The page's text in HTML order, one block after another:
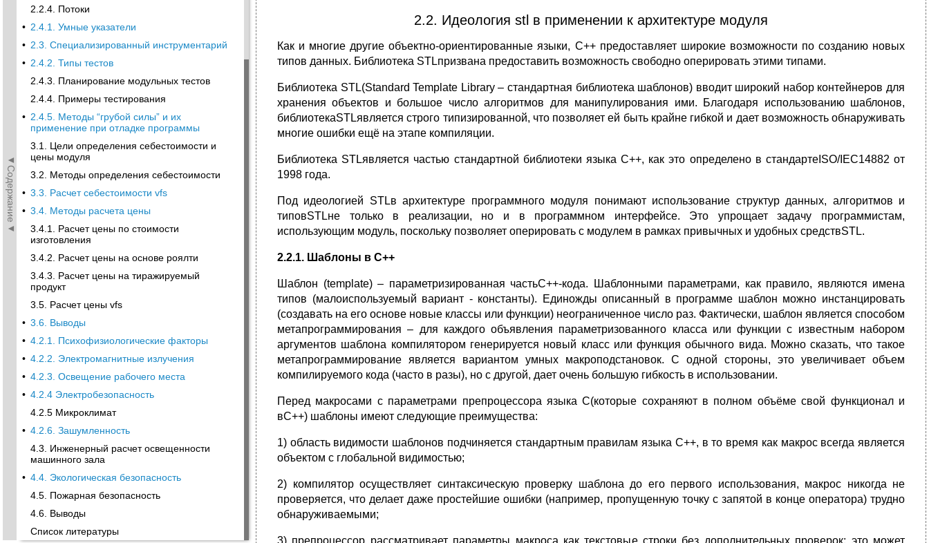
◄Содержание◄
2.2.4. Потоки
• 2.4.1. Умные указатели
• 2.3. Специализированный инструментарий
• 2.4.2. Типы тестов
2.4.3. Планирование модульных тестов
2.4.4. Примеры тестирования
• 2.4.5. Методы “грубой силы” и их
применение при отладке программы
3.1. Цели определения себестоимости и
цены модуля
3.2. Методы определения себестоимости
• 3.3. Расчет себестоимости vfs
• 3.4. Методы расчета цены
3.4.1. Расчет цены по стоимости
изготовления
3.4.2. Расчет цены на основе роялти
3.4.3. Расчет цены на тиражируемый
продукт
3.5. Расчет цены vfs
• 3.6. Выводы
• 4.2.1. Психофизиологические факторы
• 4.2.2. Электромагнитные излучения
• 4.2.3. Освещение рабочего места
• 4.2.4 Электробезопасность
4.2.5 Микроклимат
• 4.2.6. Зашумленность
4.3. Инженерный расчет освещенности
машинного зала
• 4.4. Экологическая безопасность
4.5. Пожарная безопасность
4.6. Выводы
Список литературы
2.2. Идеология stl в применении к архитектуре модуля
Как и многие другие объектно-ориентированные языки, С++ предоставляет широкие возможности по созданию новых
типов данных. Библиотека STLпризвана предоставить возможность свободно оперировать этими типами.
Библиотека STL(Standard Template Library – стандартная библиотека шаблонов) вводит широкий набор контейнеров для
хранения объектов и большое число алгоритмов для манипулирования ими. Благодаря использованию шаблонов,
библиотекаSTLявляется строго типизированной, что позволяет ей быть крайне гибкой и дает возможность обнаруживать
многие ошибки ещё на этапе компиляции.
Библиотека STLявляется частью стандартной библиотеки языка С++, как это определено в стандартеISO/IEC14882 от
1998 года.
Под идеологией STLв архитектуре программного модуля понимают использование структур данных, алгоритмов и
типовSTLне только в реализации, но и в программном интерфейсе. Это упрощает задачу программистам,
использующим модуль, поскольку позволяет оперировать с модулем в рамках привычных и удобных средствSTL.
2.2.1. Шаблоны в C++
Шаблон (template) – параметризированная частьC++-кода. Шаблонными параметрами, как правило, являются имена
типов (малоиспользуемый вариант - константы). Единожды описанный в программе шаблон можно инстанцировать
(создавать на его основе новые классы или функции) неограниченное число раз. Фактически, шаблон является способом
метапрограммирования – для каждого объявления параметризованного класса или функции с известным набором
аргументов шаблона компилятором генерируется новый класс или функция обычного вида. Можно сказать, что такое
метапрограммирование является вариантом умных макроподстановок. С одной стороны, это увеличивает объем
компилируемого кода (часто в разы), но с другой, дает очень большую гибкость в использовании.
Перед макросами с параметрами препроцессора языка C(которые сохраняют в полном объёме свой функционал и
вC++) шаблоны имеют следующие преимущества:
1) область видимости шаблонов подчиняется стандартным правилам языка C++, в то время как макрос всегда является
объектом с глобальной видимостью;
2) компилятор осуществляет синтаксическую проверку шаблона до его первого использования, макрос никогда не
проверяется, что делает даже простейшие ошибки (например, пропущенную точку с запятой в конце оператора) трудно
обнаруживаемыми;
3) препроцессор рассматривает параметры макроса как текстовые строки без дополнительных проверок; это может